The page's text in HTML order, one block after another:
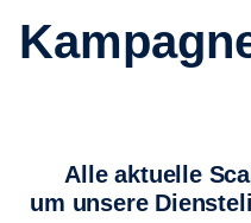
Alle aktuelle
um unsere